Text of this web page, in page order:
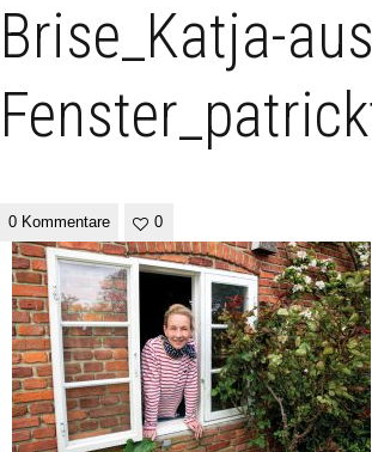
Brise_Katja-
0 Kommentare 0